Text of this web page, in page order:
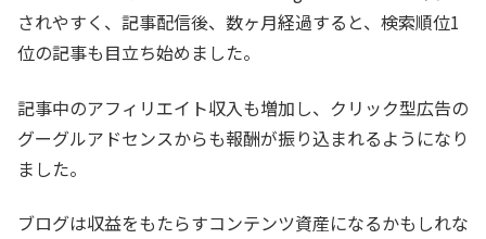
されやすく、記事配信後、数ヶ月経過すると、検索順位1
位の記事も目立ち始めました。
記事中のアフィリエイト収入も増加し、クリック型広告の
グーグルアドセンスからも報酬が振り込まれるようになり
ました。
ブログは収益をもたらすコンテンツ資産になるかもしれな